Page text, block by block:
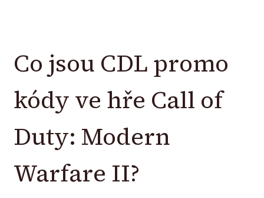
Co jsou CDL promo
kódy ve hře Call of
Duty: Modern
Warfare II?